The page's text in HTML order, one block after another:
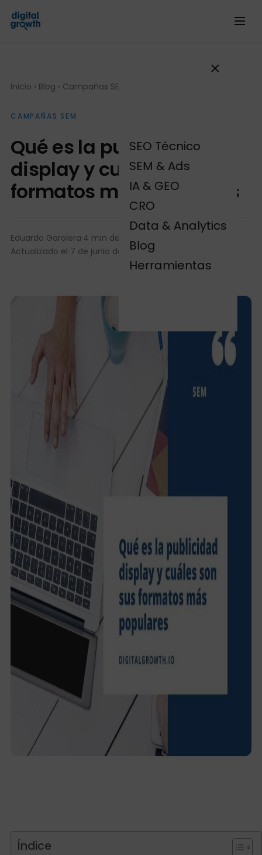
SEO Técnico
SEM & Ads
IA & GEO
CRO
Data & Analytics
Blog
Herramientas
Inicio › Blog › Campañas SEM
CAMPAÑAS SEM
Qué es la publicidad
display y cuáles son sus
formatos más populares
Eduardo Garolera·4 min de lectura
Actualizado el 7 de junio de 2024
Índice